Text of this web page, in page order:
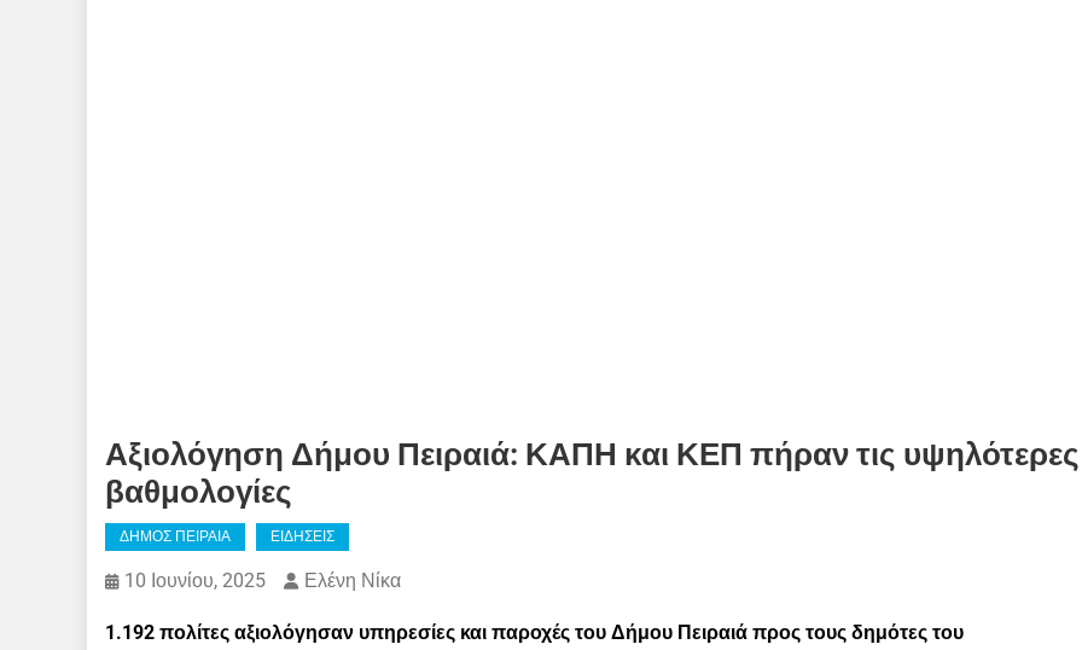
Αξιολόγηση Δήμου Πειραιά: ΚΑΠΗ και ΚΕΠ πήραν τις υψηλότερες
βαθμολογίες
ΔΗΜΟΣ ΠΕΙΡΑΙΑ ΕΙΔΗΣΕΙΣ
10 Ιουνίου, 2025 Ελένη Νίκα
1.192 πολίτες αξιολόγησαν υπηρεσίες και παροχές του Δήμου Πειραιά προς τους δημότες του